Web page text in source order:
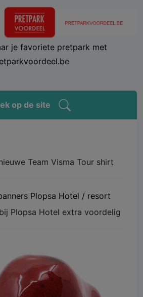
je favoriete pretpark met
op de site
Team Visma Tour shirt
Plopsa Hotel extra voordelig